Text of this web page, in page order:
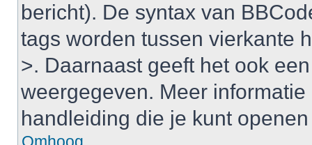
bericht). De syntax van
tags worden tussen vierkante
>. Daarnaast geeft het ook
weergegeven. Meer
handleiding die je kunt